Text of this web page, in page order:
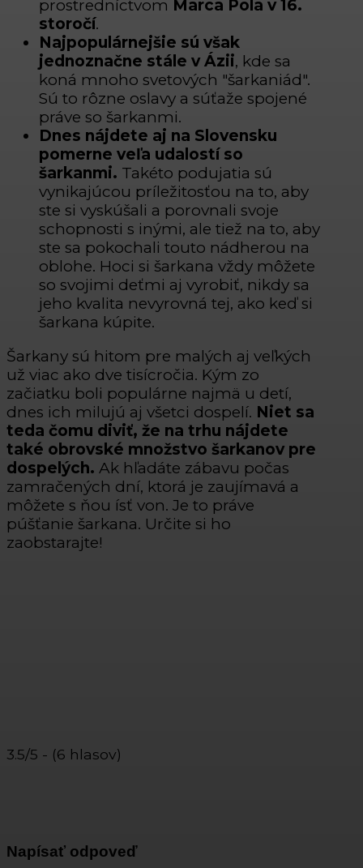
prostredníctvom Marca Pola v 16.
storočí.
Najpopulárnejšie sú však
jednoznačne stále v Ázii, kde sa
koná mnoho svetových "šarkaniád".
Sú to rôzne oslavy a súťaže spojené
práve so šarkanmi.
Dnes nájdete aj na Slovensku
pomerne veľa udalostí so
šarkanmi. Takéto podujatia sú
vynikajúcou príležitosťou na to, aby
ste si vyskúšali a porovnali svoje
schopnosti s inými, ale tiež na to, aby
ste sa pokochali touto nádherou na
oblohe. Hoci si šarkana vždy môžete
so svojimi deťmi aj vyrobiť, nikdy sa
jeho kvalita nevyrovná tej, ako keď si
šarkana kúpite.
Šarkany sú hitom pre malých aj veľkých
už viac ako dve tisícročia. Kým zo
začiatku boli populárne najmä u detí,
dnes ich milujú aj všetci dospelí. Niet sa
teda čomu diviť, že na trhu nájdete
také obrovské množstvo šarkanov pre
dospelých. Ak hľadáte zábavu počas
zamračených dní, ktorá je zaujímavá a
môžete s ňou ísť von. Je to práve
púšťanie šarkana. Určite si ho
zaobstarajte!
3.5/5 - (6 hlasov)
Napísať odpoveď